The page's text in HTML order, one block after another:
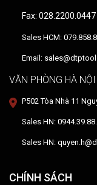
Fax: 028.2200.0447
Sales HCM:
Email:
VĂN PHÒNG HÀ NỘI
P502 Tòa Nhà 11
Sales HN:
Sales HN:
CHÍNH SÁCH